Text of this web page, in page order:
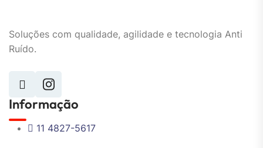
Soluções com qualidade, agilidade e tecnologia Anti
Ruído.
Informação
11 4827-5617